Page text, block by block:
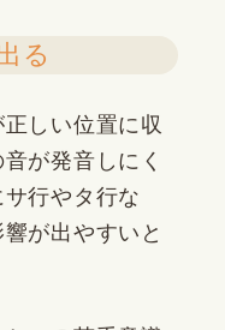
る
しい位置に収
が発音しにく
行やタ行な
が出やすいと